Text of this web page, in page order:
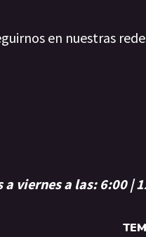
en nuestras
a viernes a las: 6:00 |